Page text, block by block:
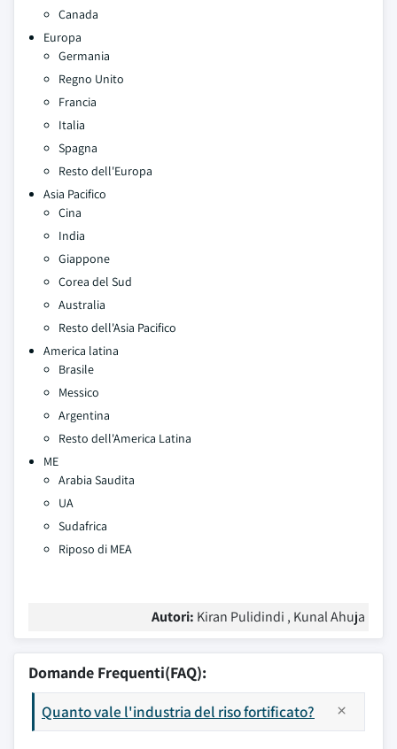
Canada
Europa
Germania
Regno Unito
Francia
Italia
Spagna
Resto dell'Europa
Asia Pacifico
Cina
India
Giappone
Corea del Sud
Australia
Resto dell'Asia Pacifico
America latina
Brasile
Messico
Argentina
Resto dell'America Latina
ME
Arabia Saudita
UA
Sudafrica
Riposo di MEA
Autori: Kiran Pulidindi , Kunal Ahuja
Domande Frequenti(FAQ):
Quanto vale l'industria del riso fortificato?